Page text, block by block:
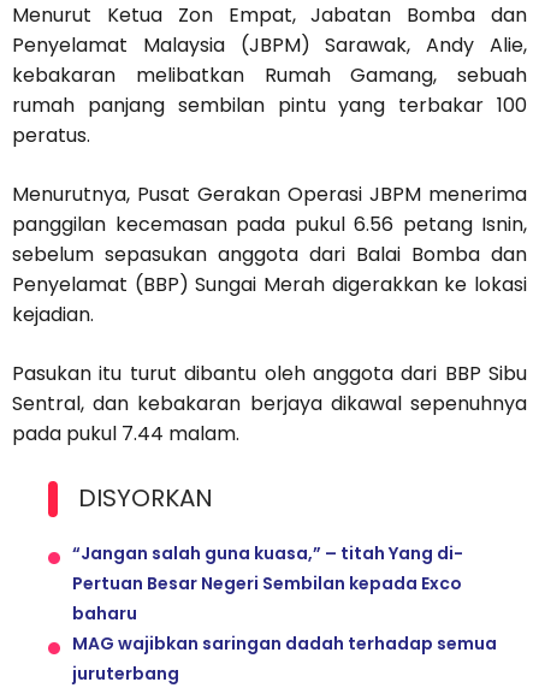
Menurut Ketua Zon Empat, Jabatan Bomba dan
Penyelamat Malaysia (JBPM) Sarawak, Andy Alie,
kebakaran melibatkan Rumah Gamang, sebuah
rumah panjang sembilan pintu yang terbakar 100
peratus.
Menurutnya, Pusat Gerakan Operasi JBPM menerima
panggilan kecemasan pada pukul 6.56 petang Isnin,
sebelum sepasukan anggota dari Balai Bomba dan
Penyelamat (BBP) Sungai Merah digerakkan ke lokasi
kejadian.
Pasukan itu turut dibantu oleh anggota dari BBP Sibu
Sentral, dan kebakaran berjaya dikawal sepenuhnya
pada pukul 7.44 malam.
DISYORKAN
“Jangan salah guna kuasa,” – titah Yang di-
Pertuan Besar Negeri Sembilan kepada Exco
baharu
MAG wajibkan saringan dadah terhadap semua
juruterbang